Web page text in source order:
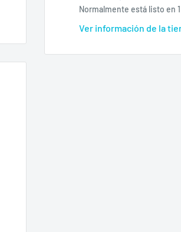
Normalmente está listo en
Ver información de la